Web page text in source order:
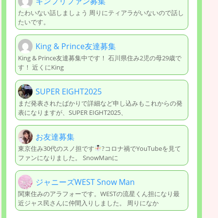
たわいない話しましょう 周りにティアラがいないので話し
たいです。
King & Prince友達募集
King & Prince友達募集中です！ 石川県住み2児の母29歳で
す！ 近くにKing
SUPER EIGHT2025
まだ発表されたばかりで詳細など申し込みもこれからの発
表になりますが、SUPER EIGHT2025、
お友達募集
東京住み30代のスノ担です
?コロナ禍でYouTubeを見て
ファンになりました。 SnowManに
ジャニーズWEST Snow Man
関東住みのアラフォーです。WESTの流星くん担になり最
近ジャス民さんに仲間入りしました。 周りになか